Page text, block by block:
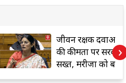
जीवन रक्षक दवाओं
की कीमतों पर सरकार
सख्त, मरीजों को बड़ी
राहत
›